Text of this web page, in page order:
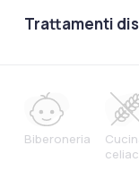
Trattamenti
Biberoneria